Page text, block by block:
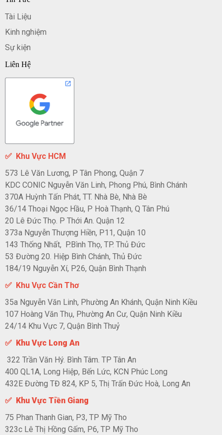
Tài Liệu
Kinh nghiệm
Sự kiện
Liên Hệ
✅ Khu Vực HCM
573 Lê Văn Lương, P Tân Phong, Quận 7
KDC CONIC Nguyễn Văn Linh, Phong Phú, Bình Chánh
370A Huỳnh Tấn Phát, TT. Nhà Bè, Nhà Bè
36/14 Thoại Ngọc Hầu, P Hoà Thạnh, Q Tân Phú
20 Lê Đức Thọ. P Thới An. Quận 12
373a Nguyễn Thượng Hiền, P11, Quận 10
143 Thống Nhất, P.Bình Thọ, TP. Thủ Đức
53 Đường 20. Hiệp Bình Chánh, Thủ Đức
184/19 Nguyễn Xí, P26, Quận Bình Thạnh
✅ Khu Vực Cần Thơ
35a Nguyễn Văn Linh, Phường An Khánh, Quận Ninh Kiều
107 Hoàng Văn Thụ, Phường An Cư, Quận Ninh Kiều
24/14 Khu Vực 7, Quận Bình Thuỷ
✅ Khu Vực Long An
322 Trần Văn Hý. Bình Tâm. TP Tân An
400 QL1A, Long Hiệp, Bến Lức, KCN Phúc Long
432E Đường TĐ 824, KP 5, Thị Trấn Đức Hoà, Long An
✅ Khu Vực Tiền Giang
75 Phan Thanh Gian, P3, TP Mỹ Tho
323c Lê Thị Hồng Gấm, P6, TP Mỹ Tho